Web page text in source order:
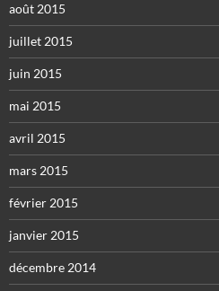
août 2015
juillet 2015
juin 2015
mai 2015
avril 2015
mars 2015
février 2015
janvier 2015
décembre 2014